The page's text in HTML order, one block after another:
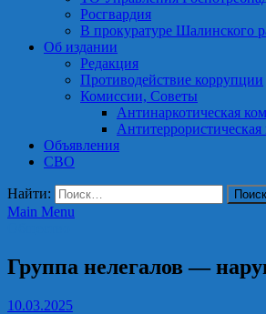
Росгвардия
В прокуратуре Шалинского
Об издании
Редакция
Противодействие коррупции
Комиссии, Советы
Антинаркотическая
Антитеррористическая
Объявления
СВО
Найти:
Main Menu
Группа нелегалов —
10.03.2025